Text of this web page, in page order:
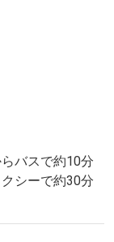
バスで約10分
シーで約30分